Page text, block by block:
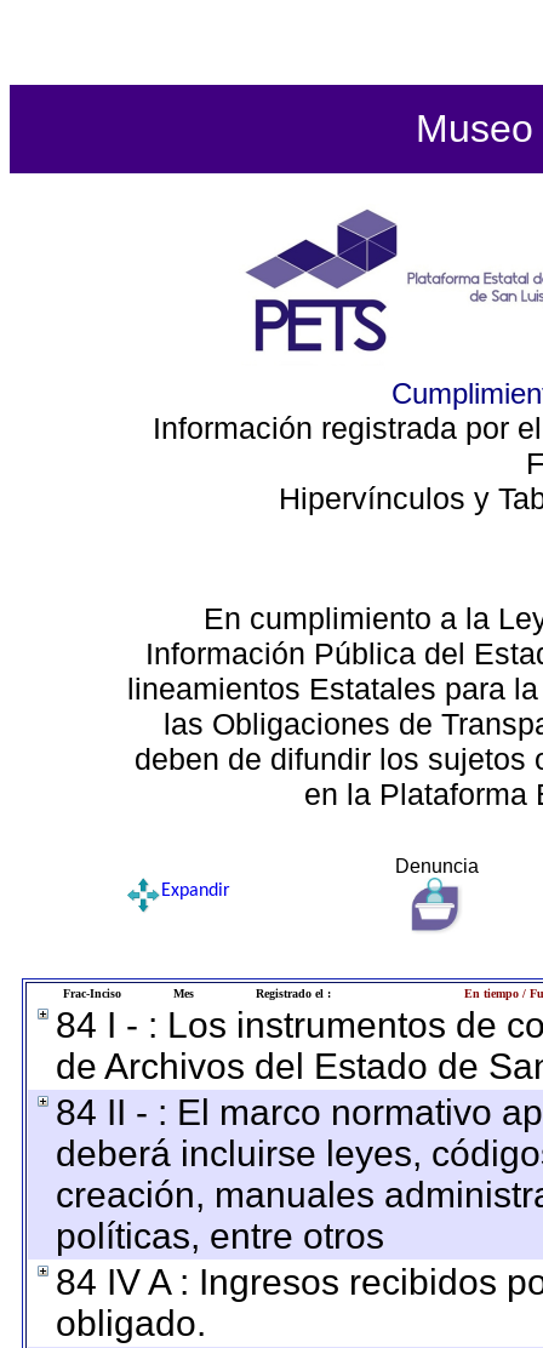
Información registrada por
Hipervínculos y
En cumplimiento a la
Información Pública del
lineamientos Estatales para
las Obligaciones de
deben de difundir los sujetos
en la Plataforma
Denuncia
Expandir
Frac-Inciso Mes Registrado el : En tiempo /
84 I - : Los instrumentos de
de Archivos del Estado de
84 II - : El marco normativo
deberá incluirse leyes,
creación, manuales
políticas, entre otros
84 IV A : Ingresos recibidos
obligado.